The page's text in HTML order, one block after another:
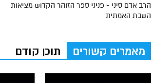
הרב אדם סיני - פניני ספר הזוהר הקדוש מציאות
השבת האמתית
מאמרים קשורים תוכן קודם